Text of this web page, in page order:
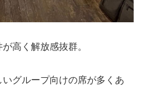
高く解放感抜群。
グループ向けの席が多くあ